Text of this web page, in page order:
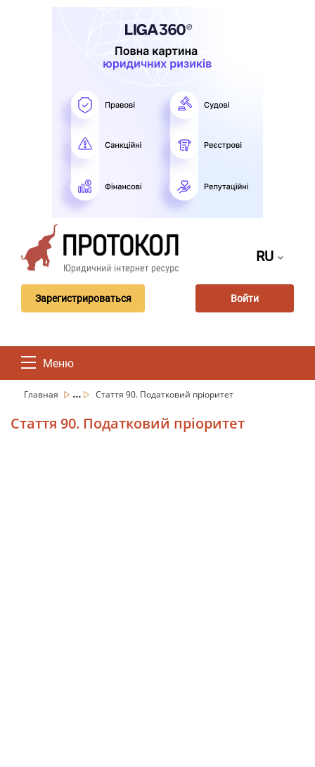
RU
Зарегистрироваться Войти
Меню
Главная ... Стаття 90. Податковий пріоритет
Стаття 90. Податковий пріоритет